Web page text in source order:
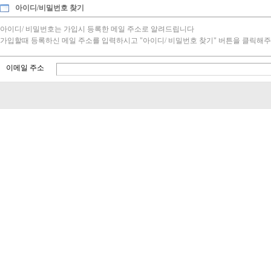
아이디/비밀번호 찾기
아이디/ 비밀번호는 가입시 등록한 메일 주소로 알려드립니다
가입할때 등록하신 메일 주소를 입력하시고 "아이디/ 비밀번호 찾기" 버튼을 클릭해
이메일 주소